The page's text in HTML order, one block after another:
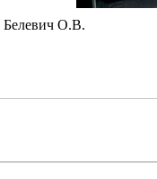
Белевич О.В.